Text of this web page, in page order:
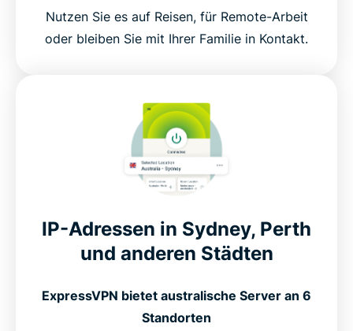
Nutzen Sie es auf Reisen, für Remote-Arbeit
oder bleiben Sie mit Ihrer Familie in Kontakt.
IP-Adressen in Sydney, Perth
und anderen Städten
ExpressVPN bietet australische Server an 6
Standorten